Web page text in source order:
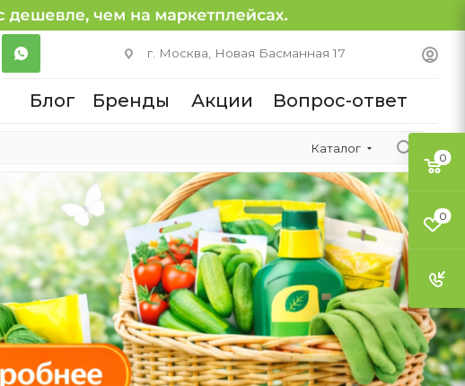
г. Москва, Новая Басманная 17
Блог Бренды Акции Вопрос-ответ
Каталог
0
0